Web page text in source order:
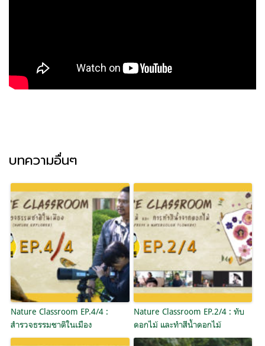
บทความอื่นๆ
Nature Classroom EP.4/4 :
สำรวจธรรมชาติในเมือง
Nature Classroom EP.2/4 : ทับ
ดอกไม้ และทำสีน้ำดอกไม้